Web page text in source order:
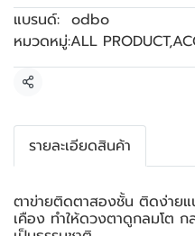
แบรนด์: odbo
หมวดหมู่:ALL PRODUCT,
แชร์
รายละเอียดสินค้า
ตาข่ายติดตาสองชั้น ติดง่ายแ
เคือง ทำให้ดวงตาดูกลมโต